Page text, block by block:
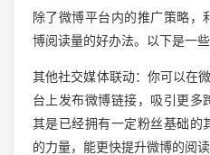
除了微博平台内的推广策略，
博阅读量的好办法。以下是一
其他社交媒体联动：你可以在
台上发布微博链接，吸引更多
其是已经拥有一定粉丝基础的
的力量，能更快提升微博的阅读